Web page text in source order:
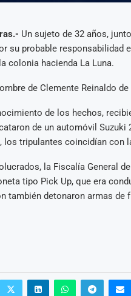
Un sujeto de 32 años,
su probable responsabilidad
colonia hacienda La Luna.
de Clemente Reinaldo
de los hechos,
de un automóvil
los tripulantes coincidían con
la Fiscalía General
tipo Pick Up, que era
también detonaron armas de